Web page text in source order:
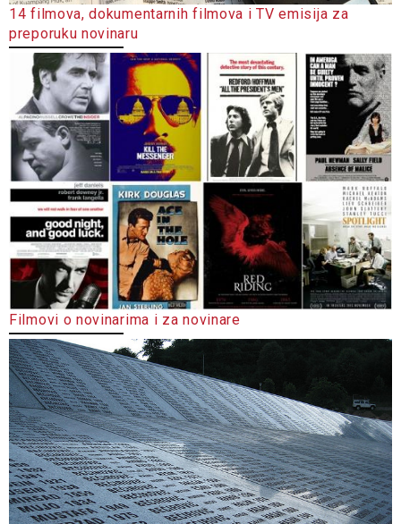
14 filmova, dokumentarnih filmova i TV emisija za
preporuku novinaru
Filmovi o novinarima i za novinare